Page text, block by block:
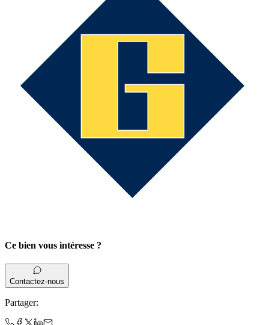
Ce bien vous intéresse ?
Contactez-nous
Partager: